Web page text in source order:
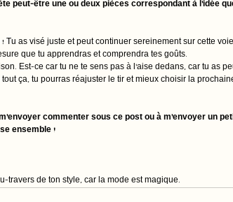
peut-être une ou deux pièces correspondant à l'idée
Tu as visé juste et peut continuer sereinement sur cette
que tu apprendras et comprendra tes goûts.
Est-ce car tu ne te sens pas à l'aise dedans, car tu as
ça, tu pourras réajuster le tir et mieux choisir la
commenter sous ce post ou à m'envoyer un
ensemble !
travers de ton style, car la mode est magique.